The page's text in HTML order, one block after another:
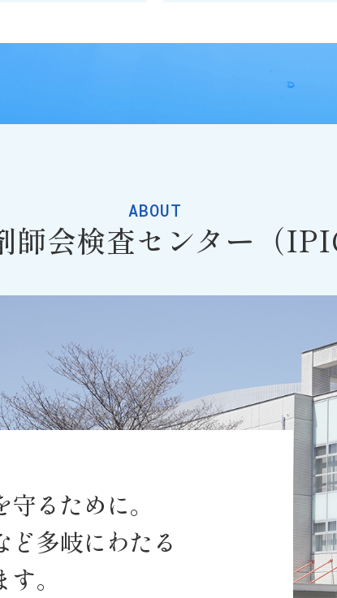
ABOUT
師会検査センター（
守るために。
多岐にわたる
。